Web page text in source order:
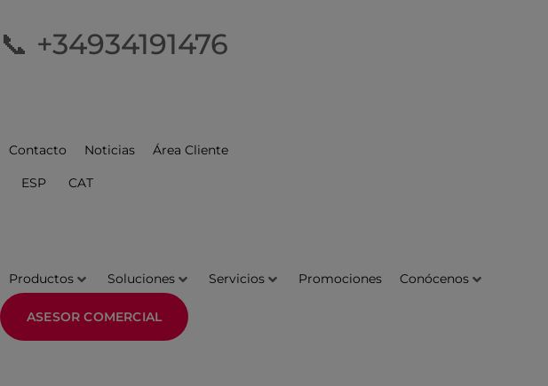
📞 +34934191476
Contacto Noticias Área Cliente
ESP CAT
Productos Soluciones Servicios Promociones Conócenos
ASESOR COMERCIAL